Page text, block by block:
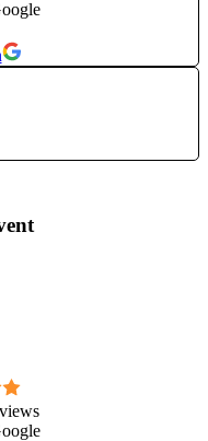
interioare de
si sanatatea. Este o
vietii – dansand cu
despre Biodanza pe